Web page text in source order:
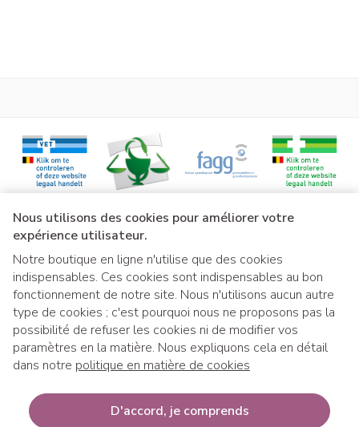
Nous utilisons des cookies pour améliorer votre
expérience utilisateur.
Notre boutique en ligne n'utilise que des cookies
indispensables. Ces cookies sont indispensables au bon
fonctionnement de notre site. Nous n'utilisons aucun autre
type de cookies ; c'est pourquoi nous ne proposons pas la
possibilité de refuser les cookies ni de modifier vos
paramètres en la matière. Nous expliquons cela en détail
dans notre politique en matière de cookies
D'accord, je comprends
Liens légaux
Si vous souhaitez retirer votre
Si vous souhaitez retirer votre co